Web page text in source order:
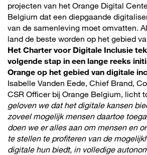
projecten van het Orange Digital
Belgium dat een diepgaande
van de samenleving moet omvatten.
land de beste worden op het gebied
Het Charter voor Digitale Inclusie
volgende stap in een lange reeks
Orange op het gebied van digitale
Isabelle Vanden Eede, Chief Brand,
CSR Officer bij Orange Belgium, licht
geloven we dat het digitale kansen
zoveel mogelijk mensen daartoe
doen we er alles aan om mensen en
te stellen te profiteren van de
digitale hun biedt, in volledige